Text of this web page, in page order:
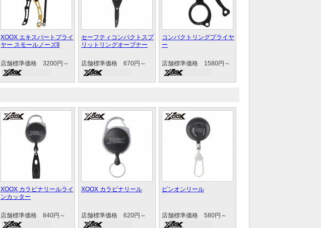
XOOX エキスパートプライ
ヤー スモールノーズII
店舗標準価格 3200円～
セーフティコンパクトスプ
リットリングオープナー
店舗標準価格 670円～
コンパクトリングプライヤ
ー
店舗標準価格 1580円～
XOOX カラビナリールライ
ンカッター
店舗標準価格 840円～
XOOX カラビナリール
店舗標準価格 620円～
ピンオンリール
店舗標準価格 580円～